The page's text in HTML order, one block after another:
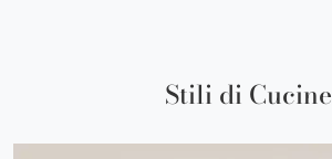
Stili di Cucine